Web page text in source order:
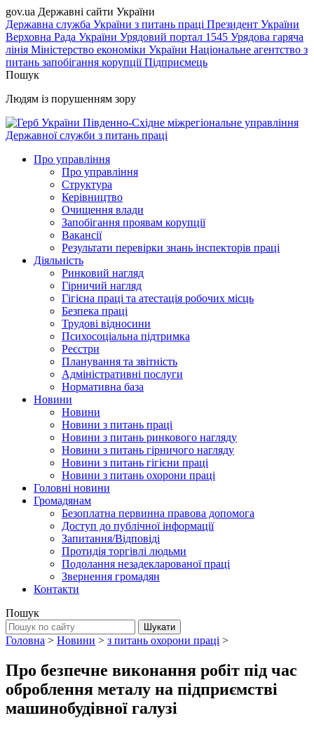
gov.ua Державні сайти України
Державна служба України з питань праці Президент України
Верховна Рада України Урядовий портал 1545 Урядова гаряча
лінія Міністерство економіки України Національне агентство з
питань запобігання корупціїПідприємець
Пошук
Людям із порушенням зору
Південно-Східне міжрегіональне управління
Державної служби з питань праці
Про управління
Про управління
Структура
Керівництво
Очищення влади
Запобігання проявам корупції
Вакансії
Результати перевірки знань інспекторів праці
Діяльність
Ринковий нагляд
Гірничий нагляд
Гігієна праці та атестація робочих місць
Безпека праці
Трудові відносини
Психосоціальна підтримка
Реєстри
Планування та звітність
Адміністративні послуги
Нормативна база
Новини
Новини
Новини з питань праці
Новини з питань ринкового нагляду
Новини з питань гірничого нагляду
Новини з питань гігієни праці
Новини з питань охорони праці
Головні новини
Громадянам
Безоплатна первинна правова допомога
Доступ до публічної інформації
Запитання/Відповіді
Протидія торгівлі людьми
Подолання незадекларованої праці
Звернення громадян
Контакти
Пошук
Головна > Новини > з питань охорони праці >
Про безпечне виконання робіт під час
оброблення металу на підприємстві
машинобудівної галузі